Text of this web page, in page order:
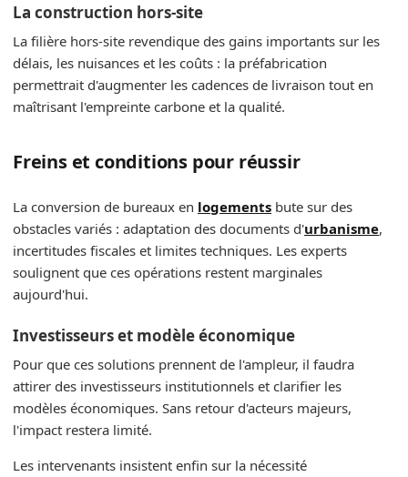
La construction hors-site
La filière hors-site revendique des gains importants sur les
délais, les nuisances et les coûts : la préfabrication
permettrait d'augmenter les cadences de livraison tout en
maîtrisant l'empreinte carbone et la qualité.
Freins et conditions pour réussir
La conversion de bureaux en logements bute sur des
obstacles variés : adaptation des documents d'urbanisme,
incertitudes fiscales et limites techniques. Les experts
soulignent que ces opérations restent marginales
aujourd'hui.
Investisseurs et modèle économique
Pour que ces solutions prennent de l'ampleur, il faudra
attirer des investisseurs institutionnels et clarifier les
modèles économiques. Sans retour d'acteurs majeurs,
l'impact restera limité.
Les intervenants insistent enfin sur la nécessité